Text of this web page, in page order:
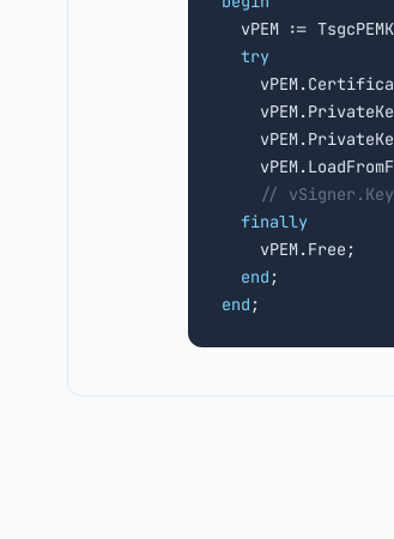
vPEM :=
try
//
finally
    vPEM.Free;
end
end ;